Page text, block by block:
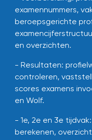
examennummers,
beroepsgerichte
en overzichten.
- Resultaten:
controleren,
scores examens
en Wolf.
- 1e, 2e en 3e
berekenen,